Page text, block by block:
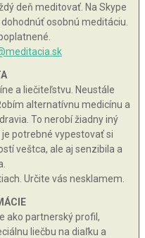
deň meditovať. Na Skype
osobnú meditáciu.
a liečiteľstvu. Neustále
alternatívnu medicínu a
To nerobí žiadny iný
potrebné vypestovať si
veštca, ale aj senzibila a
Určite vás nesklamem.
ako partnerský profil,
liečbu na diaľku a